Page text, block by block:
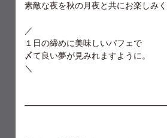
素敵な夜を秋の月夜と共にお楽しみく
／
１日の締めに美味しいパフェで
〆て良い夢が見みれますように。
＼